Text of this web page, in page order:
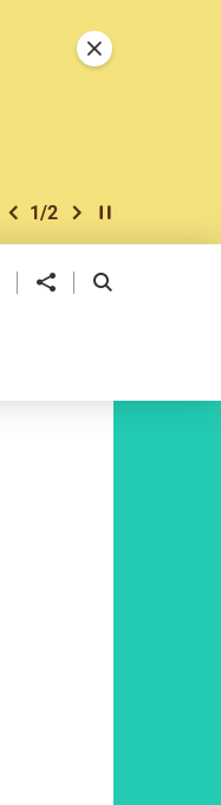
上一個
1/2 下一個開始/暫停幻燈
關閉特別通告
分享到 開啟搜尋框